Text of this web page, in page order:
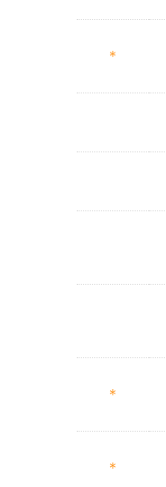
＊
＊
＊